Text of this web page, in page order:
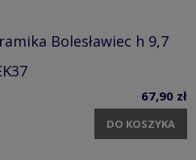
Bolesławiec h 9,7
67,90 zł
DO KOSZYKA